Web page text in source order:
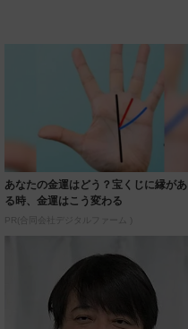
あなたの金運はどう？宝くじに縁があ
る時、金運はこう変わる
PR(合同会社デジタルファーム )